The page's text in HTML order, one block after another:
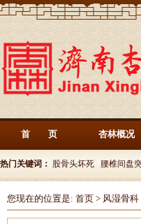
首 页 杏林概况
热门关键词： 股骨头坏死 腰椎间盘
您现在的位置是: 首页 > 风湿骨科